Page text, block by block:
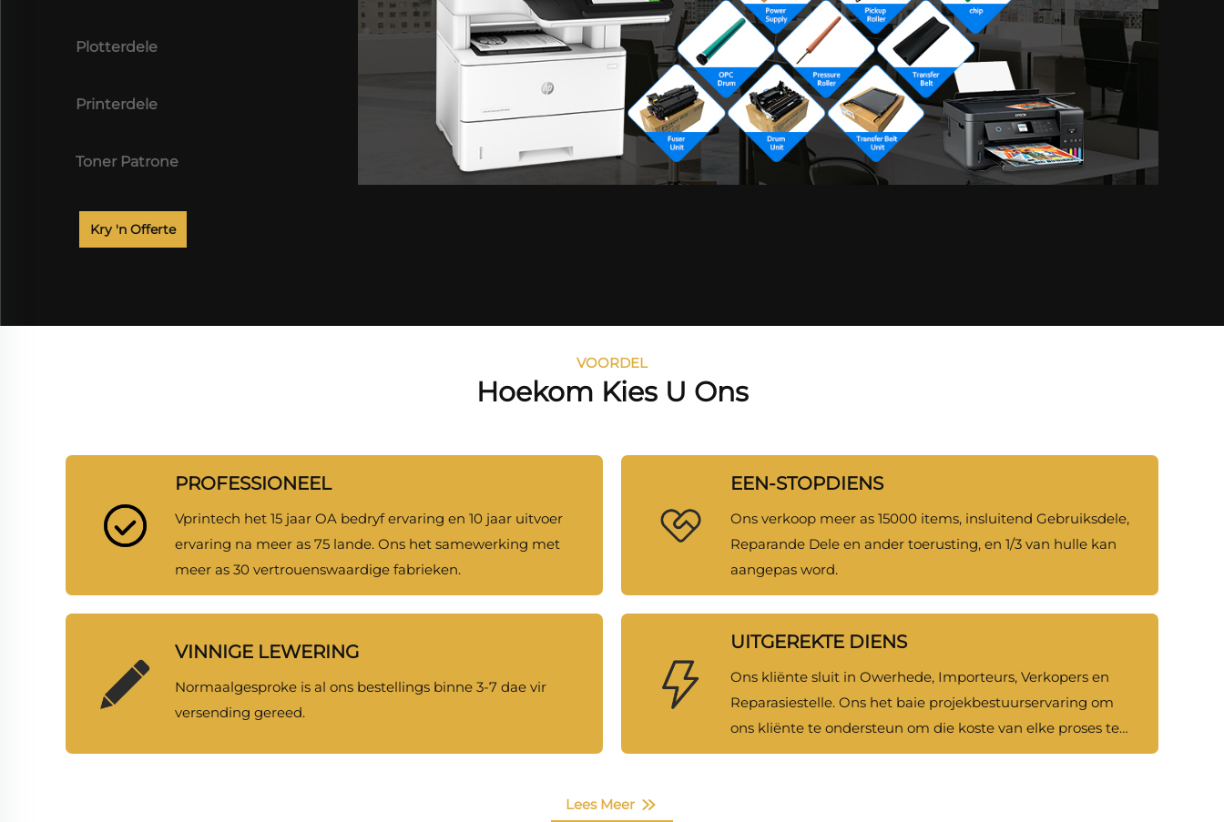
Plotterdele
Printerdele
Toner Patrone
Kry 'n Offerte
VOORDEL
Hoekom Kies U Ons
PROFESSIONEEL
Vprintech het 15 jaar OA bedryf ervaring en 10 jaar uitvoer
ervaring na meer as 75 lande. Ons het samewerking met
meer as 30 vertrouenswaardige fabrieken.
EEN-STOPDIENS
Ons verkoop meer as 15000 items, insluitend Gebruiksdele,
Reparande Dele en ander toerusting, en 1/3 van hulle kan
aangepas word.
VINNIGE LEWERING
Normaalgesproke is al ons bestellings binne 3-7 dae vir
versending gereed.
UITGEREKTE DIENS
Ons kliënte sluit in Owerhede, Importeurs, Verkopers en
Reparasiestelle. Ons het baie projekbestuurservaring om
ons kliënte te ondersteun om die koste van elke proses te
verminder.
Lees Meer